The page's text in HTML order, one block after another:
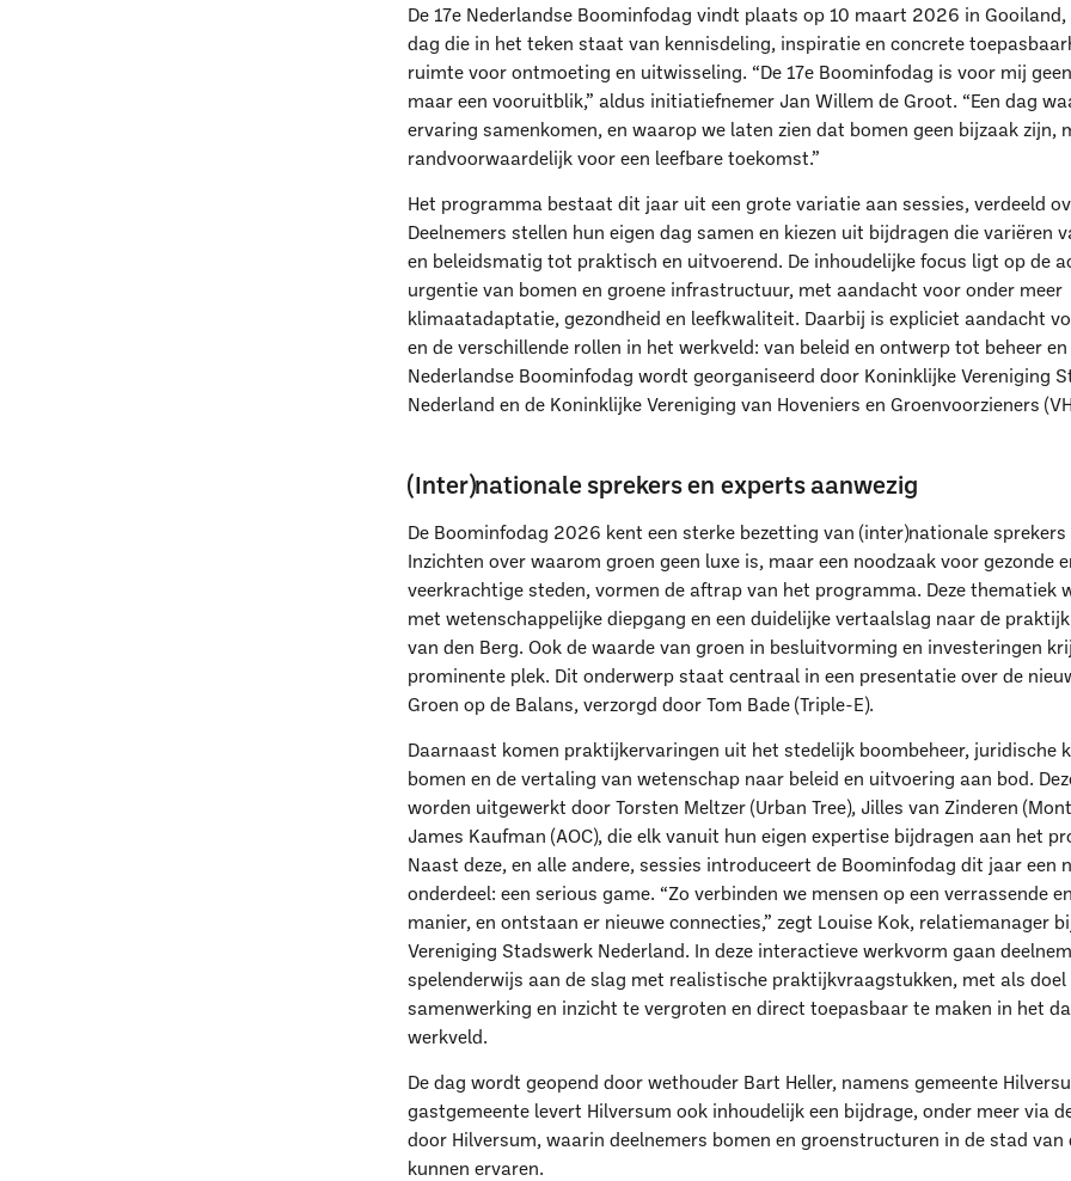
Waar ben je naar op
De 17e Nederlandse Boominfodag vindt plaats op 10 maart 2026 in Gooiland,
dag die in het teken staat van kennisdeling, inspiratie en concrete
ruimte voor ontmoeting en uitwisseling. “De 17e Boominfodag is voor mij
maar een vooruitblik,” aldus initiatiefnemer Jan Willem de Groot. “Een dag
ervaring samenkomen, en waarop we laten zien dat bomen geen bijzaak zijn,
randvoorwaardelijk voor een leefbare toekomst.”
Het programma bestaat dit jaar uit een grote variatie aan sessies, verdeeld
Deelnemers stellen hun eigen dag samen en kiezen uit bijdragen die variëren
en beleidsmatig tot praktisch en uitvoerend. De inhoudelijke focus ligt op de
urgentie van bomen en groene infrastructuur, met aandacht voor onder meer
klimaatadaptatie, gezondheid en leefkwaliteit. Daarbij is expliciet aandacht
en de verschillende rollen in het werkveld: van beleid en ontwerp tot beheer
Nederlandse Boominfodag wordt georganiseerd door Koninklijke Vereniging
Nederland en de Koninklijke Vereniging van Hoveniers en Groenvoorzieners
(Inter)nationale sprekers en experts aanwezig
De Boominfodag 2026 kent een sterke bezetting van (inter)nationale sprekers
Inzichten over waarom groen geen luxe is, maar een noodzaak voor gezonde
veerkrachtige steden, vormen de aftrap van het programma. Deze thematiek
met wetenschappelijke diepgang en een duidelijke vertaalslag naar de
van den Berg. Ook de waarde van groen in besluitvorming en investeringen
prominente plek. Dit onderwerp staat centraal in een presentatie over de
Groen op de Balans, verzorgd door Tom Bade (Triple-E).
Daarnaast komen praktijkervaringen uit het stedelijk boombeheer, juridische
bomen en de vertaling van wetenschap naar beleid en uitvoering aan bod.
worden uitgewerkt door Torsten Meltzer (Urban Tree), Jilles van Zinderen
James Kaufman (AOC), die elk vanuit hun eigen expertise bijdragen aan het
Naast deze, en alle andere, sessies introduceert de Boominfodag dit jaar een
onderdeel: een serious game. “Zo verbinden we mensen op een verrassende
manier, en ontstaan er nieuwe connecties,” zegt Louise Kok, relatiemanager
Vereniging Stadswerk Nederland. In deze interactieve werkvorm gaan
spelenderwijs aan de slag met realistische praktijkvraagstukken, met als doel
samenwerking en inzicht te vergroten en direct toepasbaar te maken in het
werkveld.
De dag wordt geopend door wethouder Bart Heller, namens gemeente
gastgemeente levert Hilversum ook inhoudelijk een bijdrage, onder meer via
door Hilversum, waarin deelnemers bomen en groenstructuren in de stad van
kunnen ervaren.